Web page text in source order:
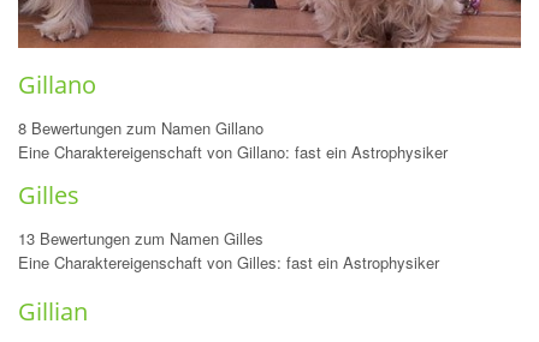
Gillano
8 Bewertungen zum Namen Gillano
Eine Charaktereigenschaft von Gillano: fast ein Astrophysiker
Gilles
13 Bewertungen zum Namen Gilles
Eine Charaktereigenschaft von Gilles: fast ein Astrophysiker
Gillian